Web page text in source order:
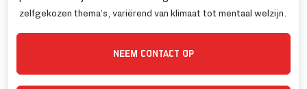
zelfgekozen thema’s, variërend van klimaat tot mentaal welzijn.
NEEM CONTACT OP